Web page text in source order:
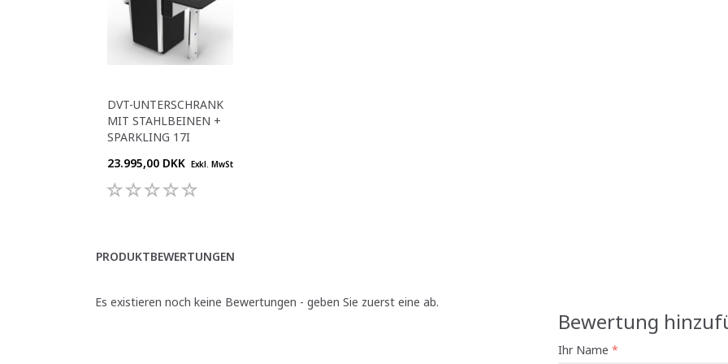
DVT-UNTERSCHRANK
MIT STAHLBEINEN +
SPARKLING 17I
23.995,00 DKK Exkl. MwSt
PRODUKTBEWERTUNGEN
Es existieren noch keine Bewertungen - geben Sie zuerst eine ab.
Bewertung
Ihr Name